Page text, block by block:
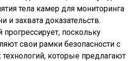
тела камер для мониторинга
и захвата доказательств.
поскольку
свои рамки безопасности с
которые предлагают